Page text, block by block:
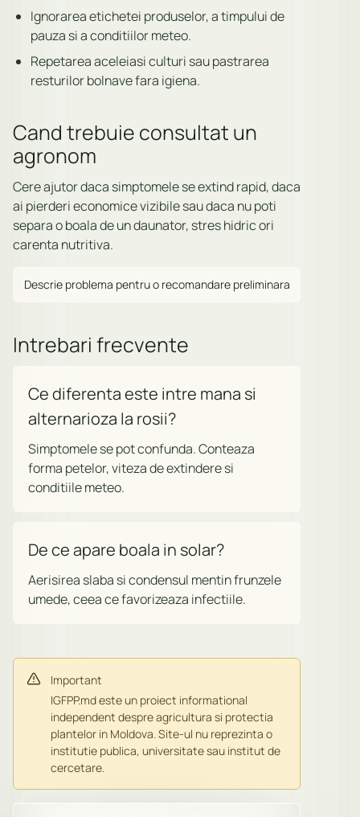
Ignorarea etichetei produselor, a timpului de
pauza si a conditiilor meteo.
Repetarea aceleiasi culturi sau pastrarea
resturilor bolnave fara igiena.
Cand trebuie consultat un
agronom
Cere ajutor daca simptomele se extind rapid, daca
ai pierderi economice vizibile sau daca nu poti
separa o boala de un daunator, stres hidric ori
carenta nutritiva.
Descrie problema pentru o recomandare preliminara
Intrebari frecvente
Ce diferenta este intre mana si
alternarioza la rosii?
Simptomele se pot confunda. Conteaza
forma petelor, viteza de extindere si
conditiile meteo.
De ce apare boala in solar?
Aerisirea slaba si condensul mentin frunzele
umede, ceea ce favorizeaza infectiile.
Important
IGFPP.md este un proiect informational
independent despre agricultura si protectia
plantelor in Moldova. Site-ul nu reprezinta o
institutie publica, universitate sau institut de
cercetare.